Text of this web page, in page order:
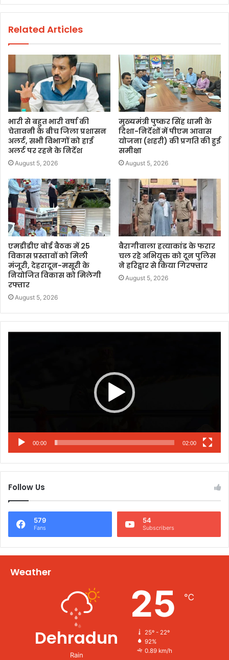
Related Articles
भारी से बहुत भारी वर्षा की
चेतावनी के बीच जिला प्रशासन
अलर्ट, सभी विभागों को हाई
अलर्ट पर रहने के निर्देश
August 5, 2026
मुख्यमंत्री पुष्कर सिंह धामी के
दिशा-निर्देशों में पीएम आवास
योजना (शहरी) की प्रगति की हुई
समीक्षा
August 5, 2026
एमडीडीए बोर्ड बैठक में 25
विकास प्रस्तावों को मिली
मंजूरी, देहरादून-मसूरी के
नियोजित विकास को मिलेगी
रफ्तार
August 5, 2026
बैरागीवाला हत्याकांड के फरार
चल रहे अभियुक्त को दून पुलिस
ने हरिद्वार से किया गिरफ्तार
August 5, 2026
00:00 02:00
Follow Us
579
Fans
54
Subscribers
Weather
Dehradun
Rain
25 ℃
25º - 22º
92%
0.89 km/h